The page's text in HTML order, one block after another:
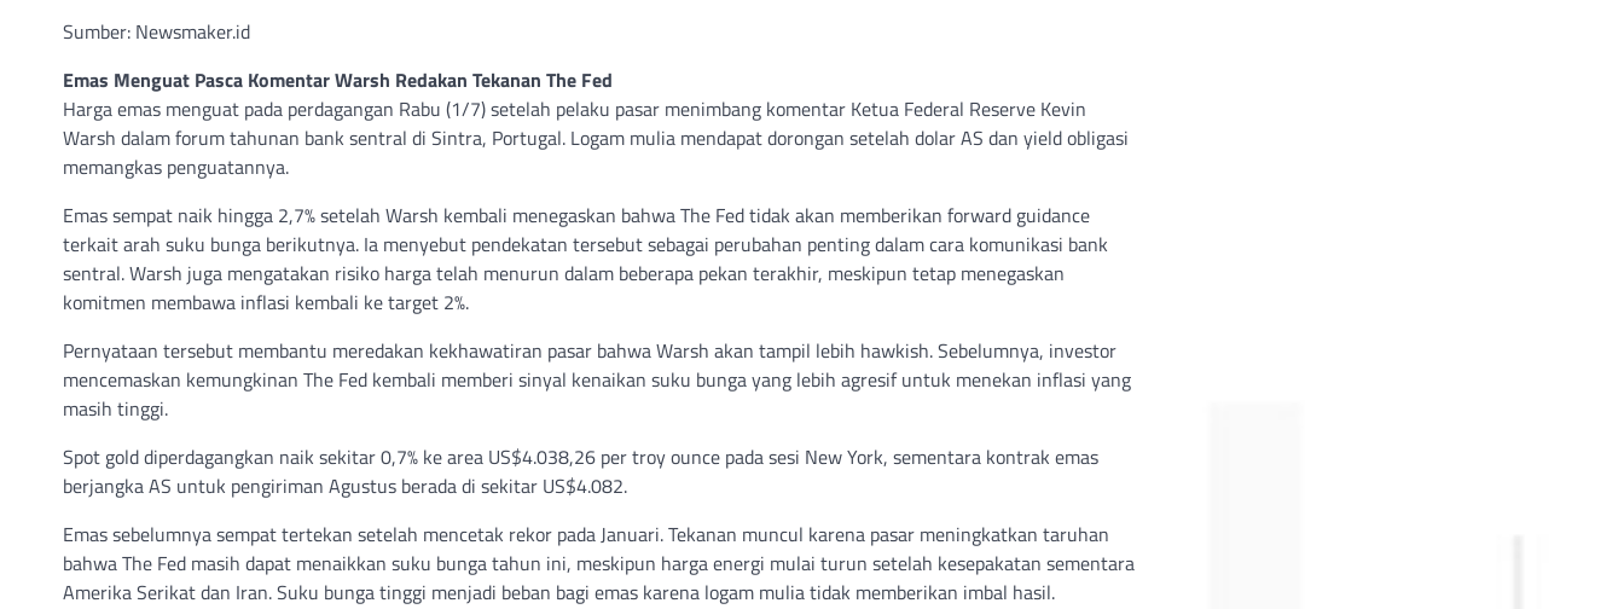
Sumber: Newsmaker.id
Emas Menguat Pasca Komentar Warsh Redakan Tekanan The Fed
Harga emas menguat pada perdagangan Rabu (1/7) setelah pelaku pasar menimbang komentar Ketua Federal Reserve Kevin
Warsh dalam forum tahunan bank sentral di Sintra, Portugal. Logam mulia mendapat dorongan setelah dolar AS dan yield obligasi
memangkas penguatannya.
Emas sempat naik hingga 2,7% setelah Warsh kembali menegaskan bahwa The Fed tidak akan memberikan forward guidance
terkait arah suku bunga berikutnya. Ia menyebut pendekatan tersebut sebagai perubahan penting dalam cara komunikasi bank
sentral. Warsh juga mengatakan risiko harga telah menurun dalam beberapa pekan terakhir, meskipun tetap menegaskan
komitmen membawa inflasi kembali ke target 2%.
Pernyataan tersebut membantu meredakan kekhawatiran pasar bahwa Warsh akan tampil lebih hawkish. Sebelumnya, investor
mencemaskan kemungkinan The Fed kembali memberi sinyal kenaikan suku bunga yang lebih agresif untuk menekan inflasi yang
masih tinggi.
Spot gold diperdagangkan naik sekitar 0,7% ke area US$4.038,26 per troy ounce pada sesi New York, sementara kontrak emas
berjangka AS untuk pengiriman Agustus berada di sekitar US$4.082.
Emas sebelumnya sempat tertekan setelah mencetak rekor pada Januari. Tekanan muncul karena pasar meningkatkan taruhan
bahwa The Fed masih dapat menaikkan suku bunga tahun ini, meskipun harga energi mulai turun setelah kesepakatan sementara
Amerika Serikat dan Iran. Suku bunga tinggi menjadi beban bagi emas karena logam mulia tidak memberikan imbal hasil.